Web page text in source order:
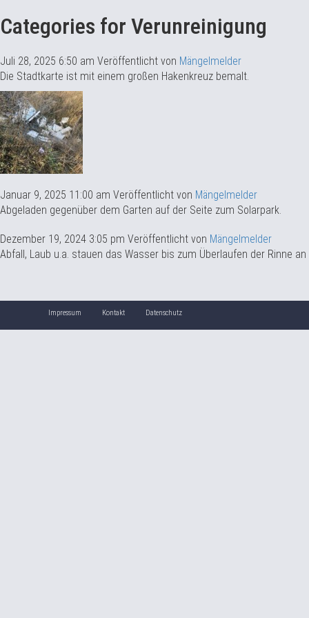
Categories for Verunreinigung
Juli 28, 2025 6:50 am Veröffentlicht von Mängelmelder
Die Stadtkarte ist mit einem großen Hakenkreuz bemalt.
Januar 9, 2025 11:00 am Veröffentlicht von Mängelmelder
Abgeladen gegenüber dem Garten auf der Seite zum Solarpark.
Dezember 19, 2024 3:05 pm Veröffentlicht von Mängelmelder
Abfall, Laub u.a. stauen das Wasser bis zum Überlaufen der Rinne an
Impressum Kontakt Datenschutz